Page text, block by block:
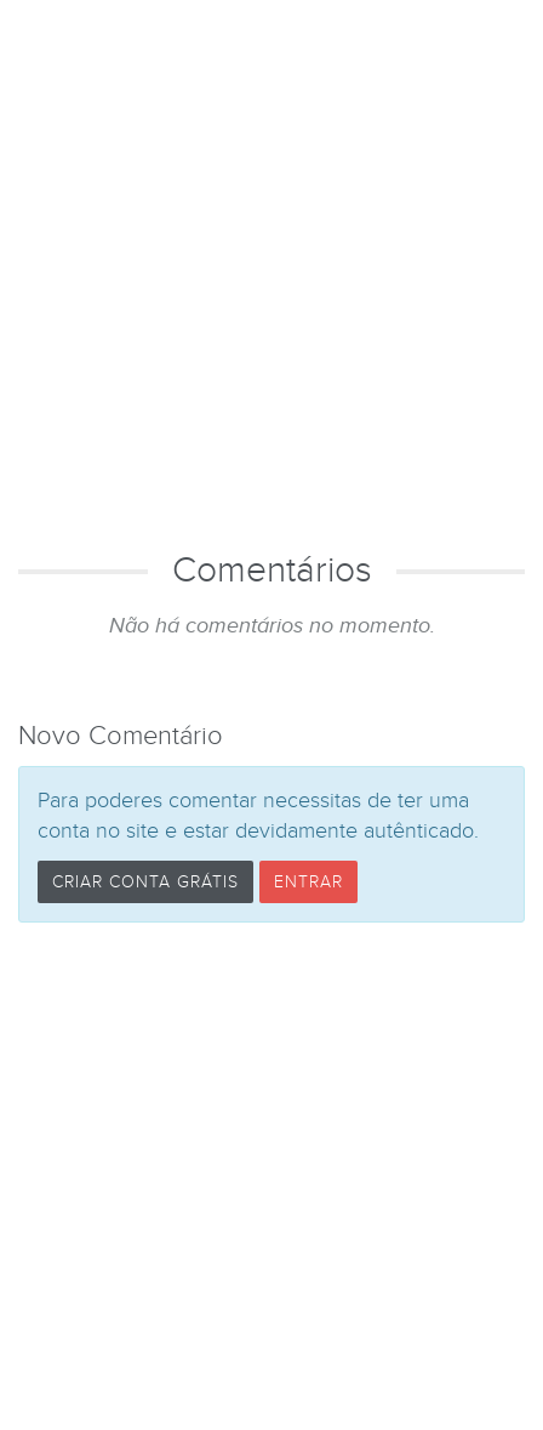
Comentários
Não há comentários no momento.
Novo Comentário
Para poderes comentar necessitas de ter uma
conta no site e estar devidamente autênticado.
CRIAR CONTA GRÁTIS ENTRAR